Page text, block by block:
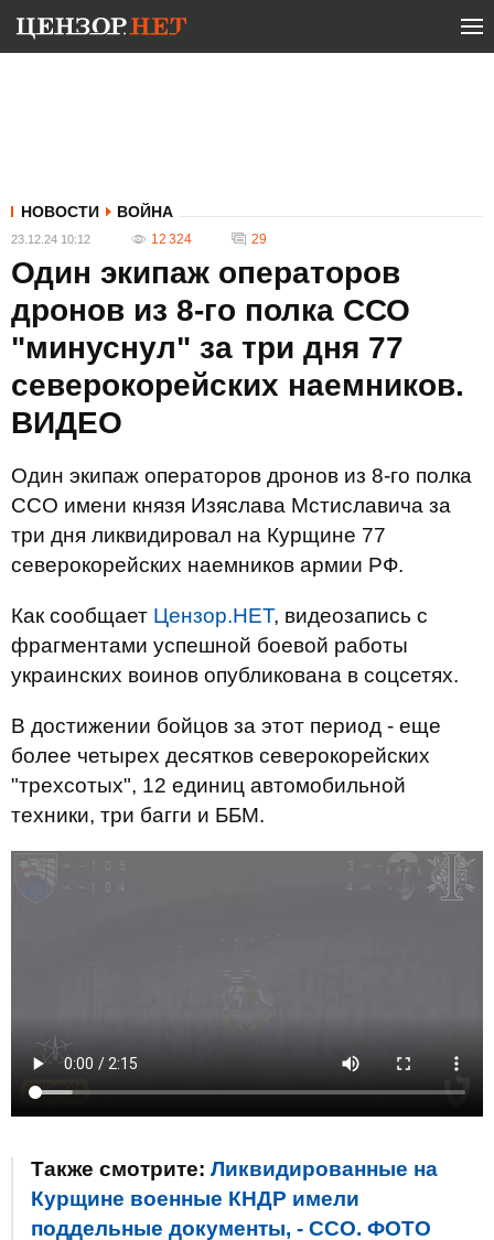
НОВОСТИ ВОЙНА
23.12.24 10:12 12 324 29
Один экипаж операторов
дронов из 8-го полка ССО
"минуснул" за три дня 77
северокорейских наемников.
ВИДЕО
Один экипаж операторов дронов из 8-го полка
ССО имени князя Изяслава Мстиславича за
три дня ликвидировал на Курщине 77
северокорейских наемников армии РФ.
Как сообщает Цензор.НЕТ, видеозапись с
фрагментами успешной боевой работы
украинских воинов опубликована в соцсетях.
В достижении бойцов за этот период - еще
более четырех десятков северокорейских
"трехсотых", 12 единиц автомобильной
техники, три багги и ББМ.
Также смотрите: Ликвидированные на
Курщине военные КНДР имели
поддельные документы, - ССО. ФОТО